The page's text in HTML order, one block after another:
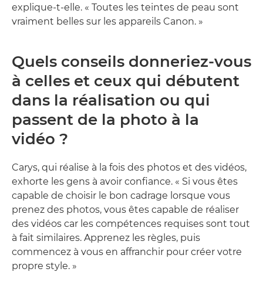
explique-t-elle. « Toutes les teintes de peau sont
vraiment belles sur les appareils Canon. »
Quels conseils donneriez-vous
à celles et ceux qui débutent
dans la réalisation ou qui
passent de la photo à la
vidéo ?
Carys, qui réalise à la fois des photos et des vidéos,
exhorte les gens à avoir confiance. « Si vous êtes
capable de choisir le bon cadrage lorsque vous
prenez des photos, vous êtes capable de réaliser
des vidéos car les compétences requises sont tout
à fait similaires. Apprenez les règles, puis
commencez à vous en affranchir pour créer votre
propre style. »